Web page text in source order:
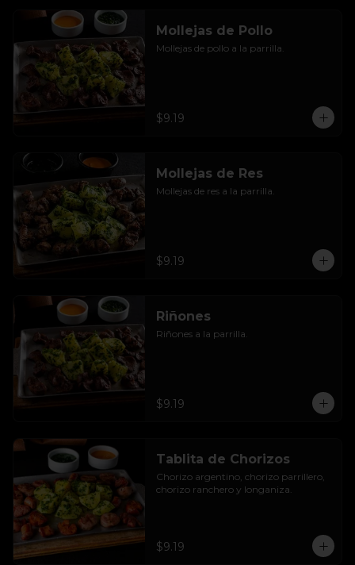
Mollejas de Pollo
Mollejas de pollo a la parrilla.
$9.19
Mollejas de Res
Mollejas de res a la parrilla.
$9.19
Riñones
Riñones a la parrilla.
$9.19
Tablita de Chorizos
Chorizo argentino, chorizo parrillero,
chorizo ranchero y longaniza.
$9.19